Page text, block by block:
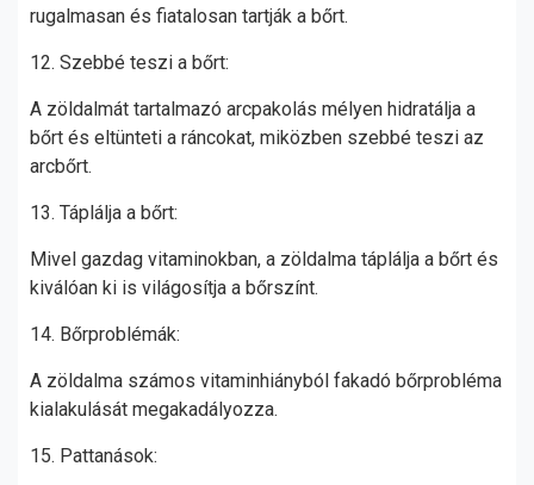
rugalmasan és fiatalosan tartják a bőrt.
12. Szebbé teszi a bőrt:
A zöldalmát tartalmazó arcpakolás mélyen hidratálja a
bőrt és eltünteti a ráncokat, miközben szebbé teszi az
arcbőrt.
13. Táplálja a bőrt:
Mivel gazdag vitaminokban, a zöldalma táplálja a bőrt és
kiválóan ki is világosítja a bőrszínt.
14. Bőrproblémák:
A zöldalma számos vitaminhiányból fakadó bőrprobléma
kialakulását megakadályozza.
15. Pattanások: